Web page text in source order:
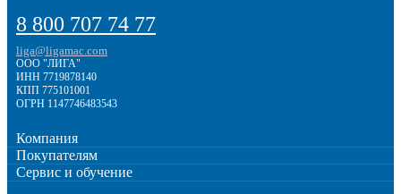
8 800 707 74 77
liga@ligamac.com
ООО "ЛИГА"
ИНН 7719878140
КПП 775101001
ОГРН 1147746483543
Компания
Покупателям
Сервис и обучение